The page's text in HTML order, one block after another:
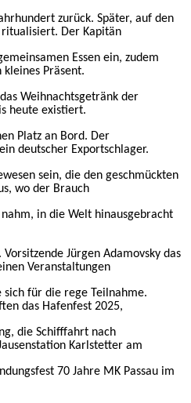
zurück. Später, auf den
ritualisiert. Der Kapitän
Essen ein, zudem
Präsent.
Weihnachtsgetränk der
heute existiert.
Platz an Bord. Der
deutscher Exportschlager.
sein, die den geschmückten
wo der Brauch
in die Welt hinausgebracht
Jürgen Adamovsky das
Veranstaltungen
sich für die rege Teilnahme.
das Hafenfest 2025,
die Schifffahrt nach
Karlstetter am
70 Jahre MK Passau im